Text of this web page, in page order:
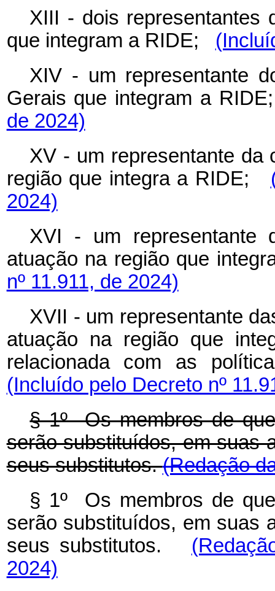
XIII - dois representantes
que integram a RIDE;
XIV - um representante
Gerais que integram a RIDE;
de 2024)
XV - um representante da
região que integra a RIDE;
2024)
XVI - um representante
atuação na região que
nº 11.911, de 2024)
XVII - um representante
atuação na região que
relacionada com as
(Incluído pelo Decreto nº
§ 1º Os membros de
serão substituídos, em suas
seus substitutos.(Redação
§ 1º Os membros de
serão substituídos, em suas
seus substitutos.
2024)